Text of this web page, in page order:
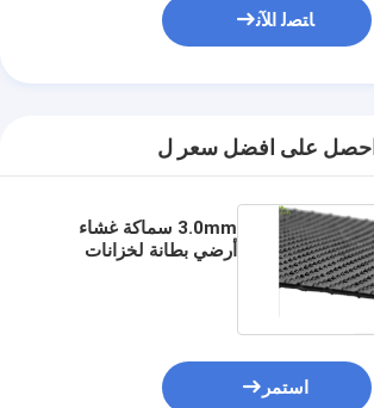
ﺎﺘﺼﻟ ﺍﻶﻧ
احصل على افضل سعر ل
3.0mm سماكة غشاء
أرضي بطانة لخزانات
استمر